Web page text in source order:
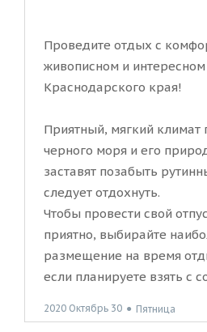
Проведите отдых с
живописном и интересном
Краснодарского края!
Приятный, мягкий климат
черного моря и его
заставят позабыть
следует отдохнуть.
Чтобы провести свой
приятно, выбирайте
размещение на время
если планируете взять с
2020 Октябрь 30 ● Пятница